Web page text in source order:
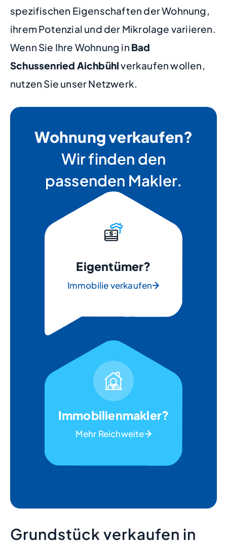
spezifischen Eigenschaften der Wohnung,
ihrem Potenzial und der Mikrolage variieren.
Wenn Sie Ihre Wohnung in Bad
Schussenried Aichbühlverkaufen wollen,
nutzen Sie unser Netzwerk.
Wohnung verkaufen?
Wir finden den
passenden Makler.
Eigentümer?
Immobilie verkaufen
Immobilienmakler?
Mehr Reichweite
Grundstück verkaufen in